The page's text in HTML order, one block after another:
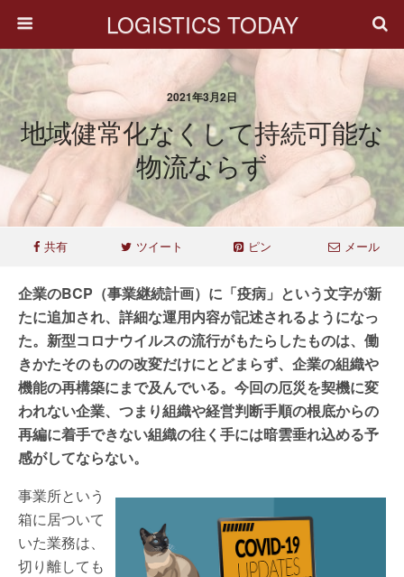
LOGISTICS TODAY
2021年3月2日
地域健常化なくして持続可能な
物流ならず
共有 ツイート ピン メール
企業のBCP（事業継続計画）に「疫病」という文字が新
たに追加され、詳細な運用内容が記述されるようになっ
た。新型コロナウイルスの流行がもたらしたものは、働
きかたそのものの改変だけにとどまらず、企業の組織や
機能の再構築にまで及んでいる。今回の厄災を契機に変
われない企業、つまり組織や経営判断手順の根底からの
再編に着手できない組織の往く手には暗雲垂れ込める予
感がしてならない。
事業所という
箱に居ついて
いた業務は、
切り離しても